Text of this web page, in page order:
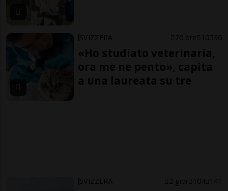
SVIZZERA 20 ore 10 36
«Ho studiato veterinaria,
ora me ne pento», capita
a una laureata su tre
SVIZZERA 2 gior 104 141